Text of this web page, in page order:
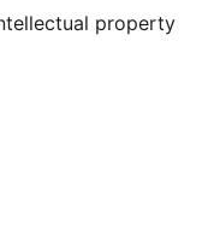
property